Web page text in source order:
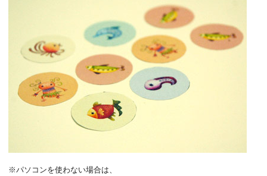
※パソコンを使わない場合は、